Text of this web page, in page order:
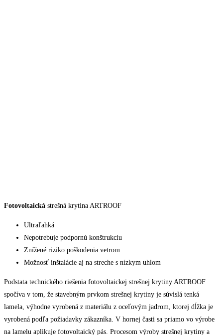
Fotovoltaická strešná krytina ARTROOF
Ultraľahká
Nepotrebuje podpornú konštrukciu
Znížené riziko poškodenia vetrom
Možnosť inštalácie aj na streche s nízkym uhlom
Podstata technického riešenia fotovoltaickej strešnej krytiny ARTROOF
spočíva v tom, že stavebným prvkom strešnej krytiny je súvislá tenká
lamela, výhodne vyrobená z materiálu z oceľovým jadrom, ktorej dĺžka je
vyrobená podľa požiadavky zákazníka. V hornej časti sa priamo vo výrobe
na lamelu aplikuje fotovoltaický pás. Procesom výroby strešnej krytiny a